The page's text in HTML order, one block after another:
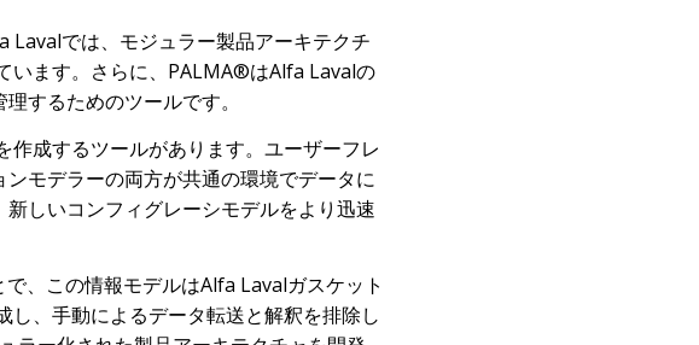
Lavalでは、モジュラー製品アーキテクチ
います。さらに、 PALMA®はAlfa Lavalの
するためのツールです。
成するツールがあります。ユーザーフレ
モデラーの両方が共通の環境でデータに
しいコンフィグレーシモデルをより迅速
、この情報モデルはAlfa Lavalガスケット
、手動によるデータ転送と解釈を排除し